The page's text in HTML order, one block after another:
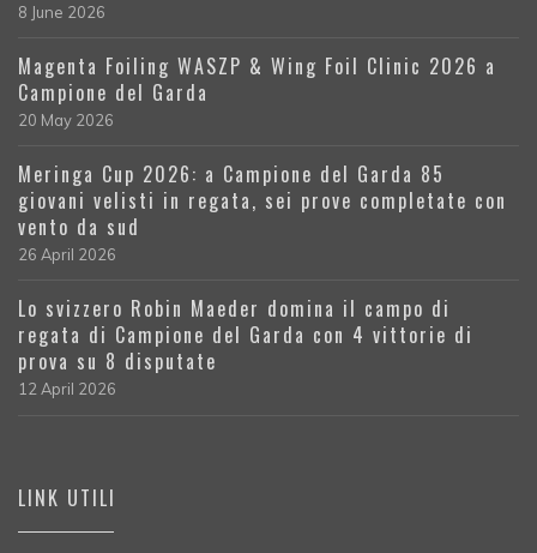
8 June 2026
Magenta Foiling WASZP & Wing Foil Clinic 2026 a
Campione del Garda
20 May 2026
Meringa Cup 2026: a Campione del Garda 85
giovani velisti in regata, sei prove completate con
vento da sud
26 April 2026
Lo svizzero Robin Maeder domina il campo di
regata di Campione del Garda con 4 vittorie di
prova su 8 disputate
12 April 2026
LINK UTILI